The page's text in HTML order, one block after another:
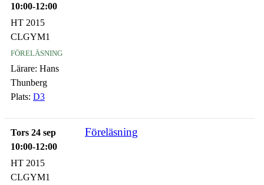
10:00-12:00
HT 2015
CLGYM1
föreläsning
Lärare: Hans
Thunberg
Plats: D3
Tors 24 sep
10:00-12:00
Föreläsning
HT 2015
CLGYM1